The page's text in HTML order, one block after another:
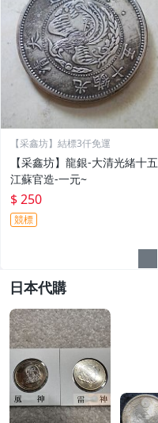
【采鑫坊】結標3仟免運
【采鑫坊】龍銀-大清光緒十五
江蘇官造-一元~
$ 250
競標
日本代購